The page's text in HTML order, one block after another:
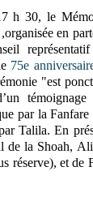
h 30, le
rganisée en
75e
"est
par la
Talila.En
de la Shoah,
réserve), et